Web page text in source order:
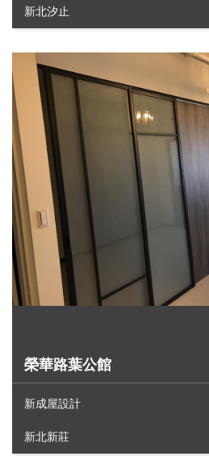
新北汐止
榮華路葉公館
新成屋設計
新北新莊